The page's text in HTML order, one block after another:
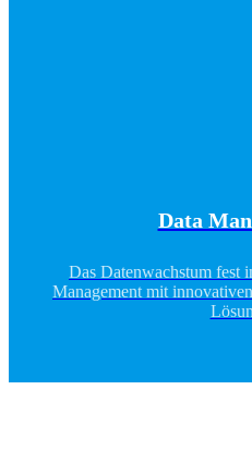
Data
Das Datenwachstum fest
Management mit